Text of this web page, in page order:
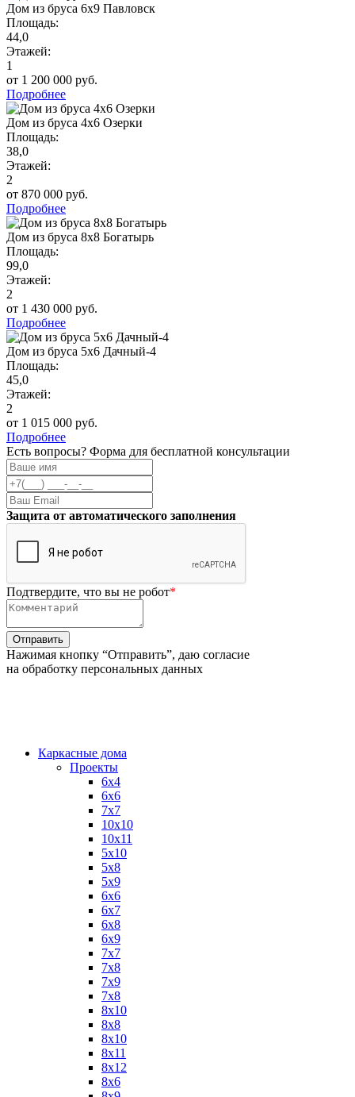
Дом из бруса 6х9 Павловск
Площадь:
44,0
Этажей:
1
от 1 200 000 руб.
Подробнее
Дом из бруса 4х6 Озерки
Площадь:
38,0
Этажей:
2
от 870 000 руб.
Подробнее
Дом из бруса 8х8 Богатырь
Площадь:
99,0
Этажей:
2
от 1 430 000 руб.
Подробнее
Дом из бруса 5х6 Дачный-4
Площадь:
45,0
Этажей:
2
от 1 015 000 руб.
Подробнее
Есть вопросы? Форма для бесплатной консультации
Защита от автоматического заполнения
Подтвердите, что вы не робот*
Нажимая кнопку “Отправить”, даю согласие
на обработку персональных данных
Каркасные дома
Проекты
6х4
6х6
7х7
10х10
10х11
5х10
5х8
5х9
6x6
6x7
6x8
6x9
7x7
7x8
7x9
7х8
8x10
8x8
8х10
8х11
8х12
8х6